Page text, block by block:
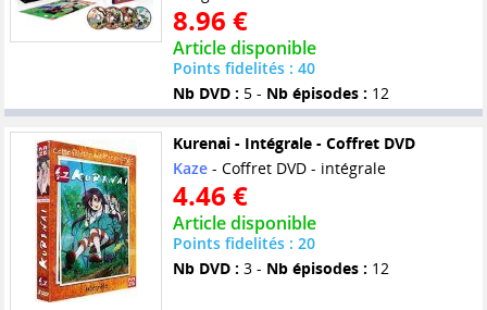
8.96 €
Article disponible
Points fidelités : 40
Nb DVD : 5 - Nb épisodes : 12
Kurenai - Intégrale - Coffret DVD
Kaze- Coffret DVD - intégrale
4.46 €
Article disponible
Points fidelités : 20
Nb DVD : 3 - Nb épisodes : 12